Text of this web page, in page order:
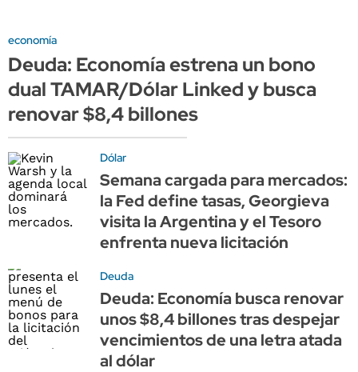
economía
Deuda: Economía estrena un bono
dual TAMAR/Dólar Linked y busca
renovar $8,4 billones
Dólar
Semana cargada para mercados:
la Fed define tasas, Georgieva
visita la Argentina y el Tesoro
enfrenta nueva licitación
Deuda
Deuda: Economía busca renovar
unos $8,4 billones tras despejar
vencimientos de una letra atada
al dólar